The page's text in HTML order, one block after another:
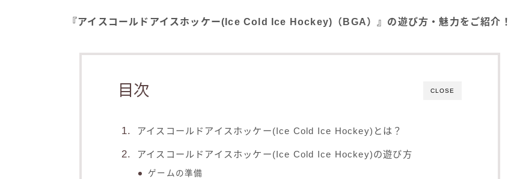
『アイスコールドアイスホッケー(Ice Cold Ice Hockey)（BGA）』の遊び方・魅力をご紹介！
CLOSE
目次
アイスコールドアイスホッケー(Ice Cold Ice Hockey)とは？
アイスコールドアイスホッケー(Ice Cold Ice Hockey)の遊び方
ゲームの準備